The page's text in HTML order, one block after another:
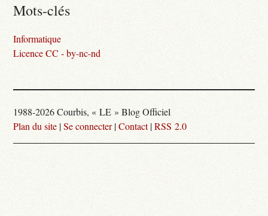
Mots-clés
Informatique
Licence CC - by-nc-nd
1988-2026 Courbis, « LE » Blog Officiel
Plan du site |Se connecter|Contact|RSS 2.0